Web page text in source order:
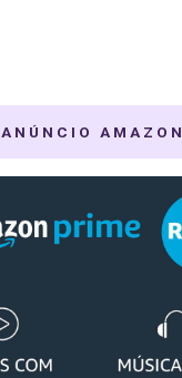
ANÚNCIO AMAZON